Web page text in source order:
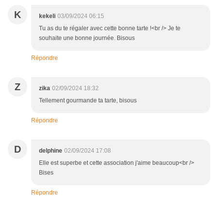
K kekeli 03/09/2024 06:15
Tu as du te régaler avec cette bonne tarte !<br /> Je te
souhaite une bonne journée. Bisous
Répondre
Z zika 02/09/2024 18:32
Tellement gourmande ta tarte, bisous
Répondre
D delphine 02/09/2024 17:08
Elle est superbe et cette association j'aime beaucoup<br />
Bises
Répondre